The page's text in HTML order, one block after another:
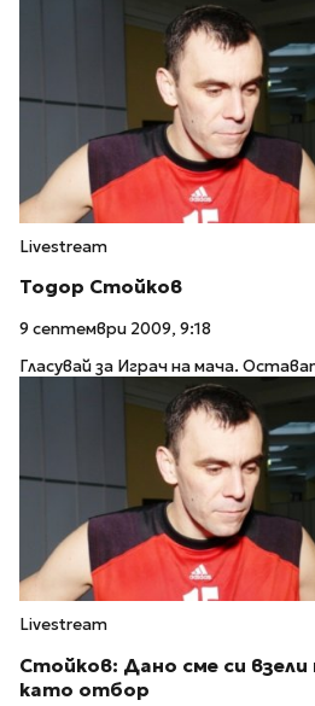
Livestream
Тодор Стойков
9 септември 2009, 9:18
Гласувай за Играч на мача.
Livestream
Стойков: Дано сме си взели
като отбор